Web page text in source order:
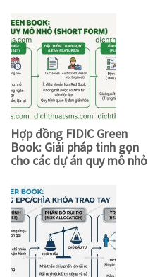
Hợp đồng FIDIC Green
Book: Giải pháp tinh gọn
cho các dự án quy mô nhỏ